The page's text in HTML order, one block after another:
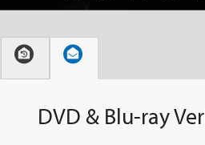
DVD & Blu-ray